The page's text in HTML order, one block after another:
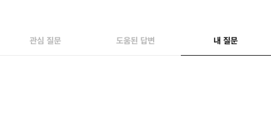
관심 질문 도움된 답변 내 질문